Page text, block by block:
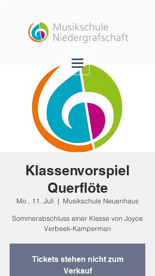
Klassenvorspiel
Querflöte
Mo., 11. Juli
  |
Musikschule Neuenhaus
Sommerabschluss einer Klasse von Joyce
Verbeek-Kamperman
Tickets stehen nicht zum
Verkauf